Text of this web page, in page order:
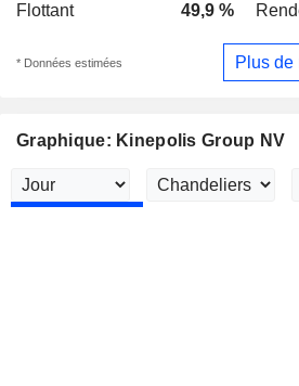
Flottant
49,9 %
* Données estimées Plus de
Graphique: Kinepolis Group NV